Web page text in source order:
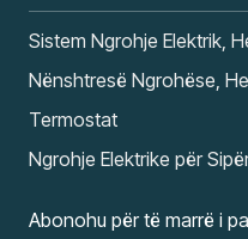
Sistem Ngrohje Elektrik,
Nënshtresë Ngrohëse,
Termostat
Ngrohje Elektrike për
Abonohu për të marrë i